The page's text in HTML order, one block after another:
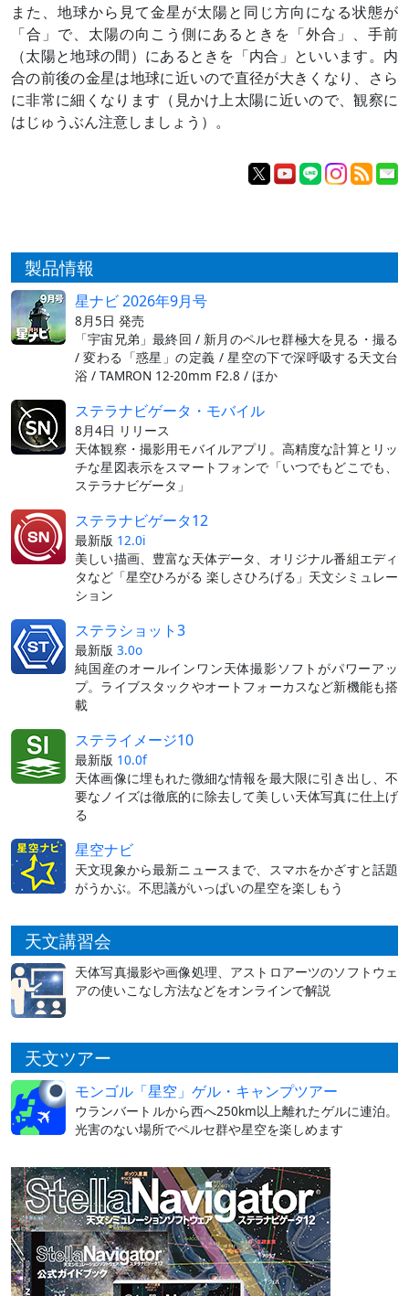
また、地球から見て金星が太陽と同じ方向になる状態が
「合」で、太陽の向こう側にあるときを「外合」、手前
（太陽と地球の間）にあるときを「内合」といいます。内
合の前後の金星は地球に近いので直径が大きくなり、さら
に非常に細くなります（見かけ上太陽に近いので、観察に
はじゅうぶん注意しましょう）。
製品情報
星ナビ 2026年9月号
8月5日 発売
「宇宙兄弟」最終回 / 新月のペルセ群極大を見る・撮る
/ 変わる「惑星」の定義 / 星空の下で深呼吸する天文台
浴 / TAMRON 12-20mm F2.8 / ほか
ステラナビゲータ・モバイル
8月4日 リリース
天体観察・撮影用モバイルアプリ。高精度な計算とリッ
チな星図表示をスマートフォンで「いつでもどこでも、
ステラナビゲータ」
ステラナビゲータ12
最新版 12.0i
美しい描画、豊富な天体データ、オリジナル番組エディ
タなど「星空ひろがる 楽しさひろげる」天文シミュレー
ション
ステラショット3
最新版 3.0o
純国産のオールインワン天体撮影ソフトがパワーアッ
プ。ライブスタックやオートフォーカスなど新機能も搭
載
ステライメージ10
最新版 10.0f
天体画像に埋もれた微細な情報を最大限に引き出し、不
要なノイズは徹底的に除去して美しい天体写真に仕上げ
る
星空ナビ
天文現象から最新ニュースまで、スマホをかざすと話題
がうかぶ。不思議がいっぱいの星空を楽しもう
天文講習会
天体写真撮影や画像処理、アストロアーツのソフトウェ
アの使いこなし方法などをオンラインで解説
天文ツアー
モンゴル「星空」ゲル・キャンプツアー
ウランバートルから西へ250km以上離れたゲルに連泊。
光害のない場所でペルセ群や星空を楽しめます